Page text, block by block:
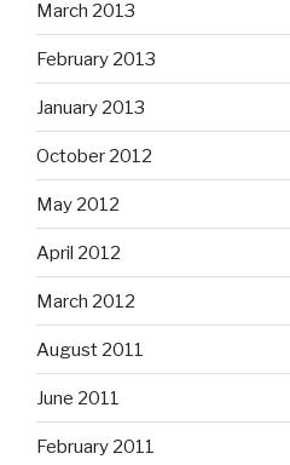
March 2013
February 2013
January 2013
October 2012
May 2012
April 2012
March 2012
August 2011
June 2011
February 2011